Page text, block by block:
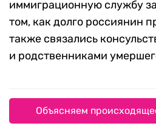
иммиграционную службу
том, как долго россиянин
также связались
и родственниками
Объясняем